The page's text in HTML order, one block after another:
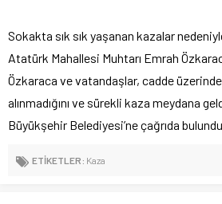
Sokakta sık sık yaşanan kazalar
Atatürk Mahallesi Muhtarı Emrah
Özkaraca ve vatandaşlar, cadde
alınmadığını ve sürekli kaza meydana
Büyükşehir Belediyesi’ne çağrıda
ETİKETLER: Kaza